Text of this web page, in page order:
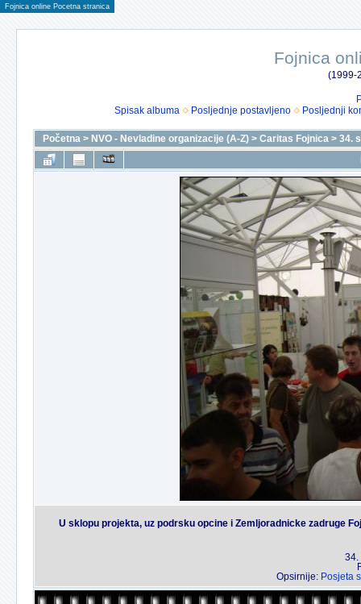
Fojnica online Pocetna stranica
Fojnica
(1999-
Spisak albuma
Posljednje postavljeno Posljednji
Početna > NVO - Nevladine organizacije (A-Z) > Caritas Fojnica > 34.
U sklopu projekta, uz podrsku opcine i Zemljoradnicke zadruge
34.
Opsirnije: Posjeta